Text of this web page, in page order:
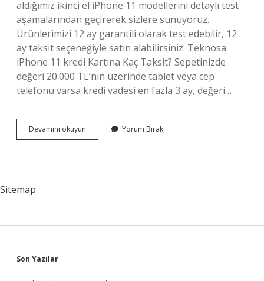
aldığımız ikinci el iPhone 11 modellerini detaylı test
aşamalarından geçirerek sizlere sunuyoruz.
Ürünlerimizi 12 ay garantili olarak test edebilir, 12
ay taksit seçeneğiyle satın alabilirsiniz. Teknosa
iPhone 11 kredi Kartına Kaç Taksit? Sepetinizde
değeri 20.000 TL’nin üzerinde tablet veya cep
telefonu varsa kredi vadesi en fazla 3 ay, değeri…
Devamını okuyun
11
Yorum Bırak
Sitemap
Sidebar
Son Yazılar